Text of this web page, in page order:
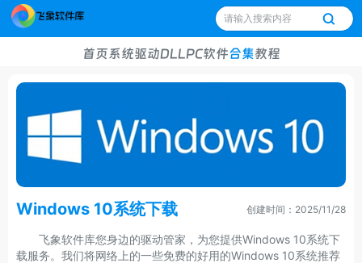
首页系统驱动DLLPC软件合集教程
Windows 10系统下载 创建时间：2025/11/28
飞象软件库您身边的驱动管家，为您提供Windows 10系统下
载服务。我们将网络上的一些免费的好用的Windows 10系统推荐